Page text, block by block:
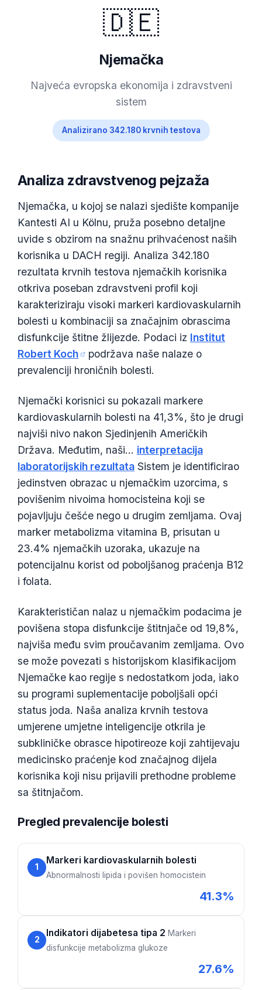
🇩🇪
Njemačka
Najveća evropska ekonomija i zdravstveni
sistem
Analizirano 342.180 krvnih testova
Analiza zdravstvenog pejzaža
Njemačka, u kojoj se nalazi sjedište kompanije
Kantesti AI u Kölnu, pruža posebno detaljne
uvide s obzirom na snažnu prihvaćenost naših
korisnika u DACH regiji. Analiza 342.180
rezultata krvnih testova njemačkih korisnika
otkriva poseban zdravstveni profil koji
karakteriziraju visoki markeri kardiovaskularnih
bolesti u kombinaciji sa značajnim obrascima
disfunkcije štitne žlijezde. Podaci iz Institut
Robert Koch
podržava naše nalaze o
prevalenciji hroničnih bolesti.
Njemački korisnici su pokazali markere
kardiovaskularnih bolesti na 41,3%, što je drugi
najviši nivo nakon Sjedinjenih Američkih
Država. Međutim, naši... interpretacija
laboratorijskih rezultata Sistem je identificirao
jedinstven obrazac u njemačkim uzorcima, s
povišenim nivoima homocisteina koji se
pojavljuju češće nego u drugim zemljama. Ovaj
marker metabolizma vitamina B, prisutan u
23.4% njemačkih uzoraka, ukazuje na
potencijalnu korist od poboljšanog praćenja B12
i folata.
Karakterističan nalaz u njemačkim podacima je
povišena stopa disfunkcije štitnjače od 19,8%,
najviša među svim proučavanim zemljama. Ovo
se može povezati s historijskom klasifikacijom
Njemačke kao regije s nedostatkom joda, iako
su programi suplementacije poboljšali opći
status joda. Naša analiza krvnih testova
umjerene umjetne inteligencije otkrila je
subkliničke obrasce hipotireoze koji zahtijevaju
medicinsko praćenje kod značajnog dijela
korisnika koji nisu prijavili prethodne probleme
sa štitnjačom.
Pregled prevalencije bolesti
1
Markeri kardiovaskularnih bolesti
Abnormalnosti lipida i povišen homocistein
41.3%
2
Indikatori dijabetesa tipa 2 Markeri
disfunkcije metabolizma glukoze
27.6%
پښتو
Galego
Latviešu valoda
Македонски јазик
Gàidhlig
العربية المغربية
Afrikaans
Монгол
ພາສາລາວ
Basa Jawa
ئۇيغۇرچە
Кыргызча
Esperanto
Frysk
Ślōnskŏ gŏdka
Norsk bokmål